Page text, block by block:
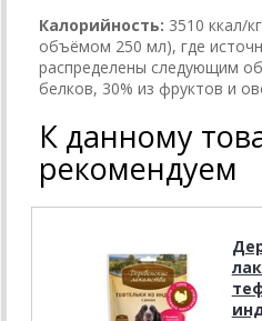
Калорийность: 3510 ккал/
объёмом 250 мл), где
распределены следующим
белков, 30% из фруктов и
К данному
рекомендуем